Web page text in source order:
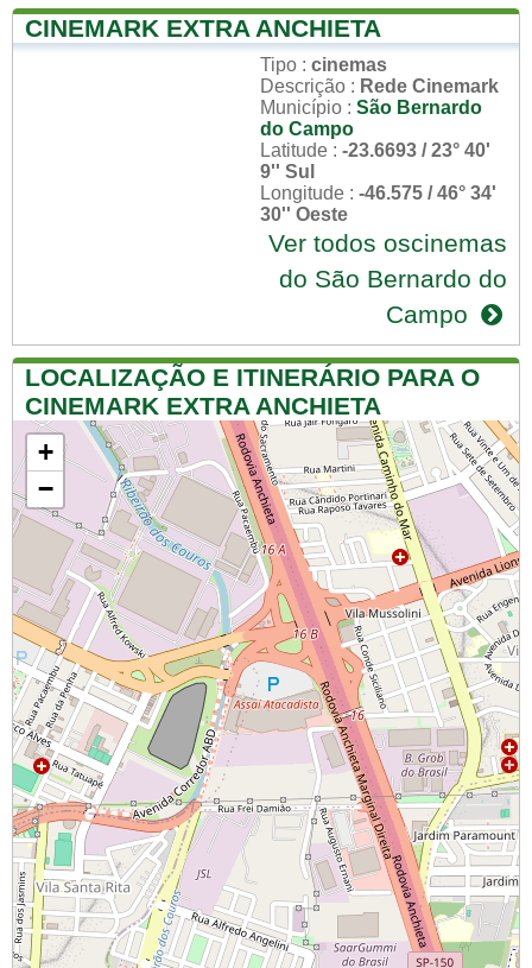
CINEMARK EXTRA ANCHIETA
Tipo : cinemas
Descrição : Rede Cinemark
Município : São Bernardo
do Campo
Latitude : -23.6693 / 23° 40'
9'' Sul
Longitude : -46.575 / 46° 34'
30'' Oeste
Ver todos oscinemas
do São Bernardo do
Campo
LOCALIZAÇÃO E ITINERÁRIO PARA O
CINEMARK EXTRA ANCHIETA
+
−